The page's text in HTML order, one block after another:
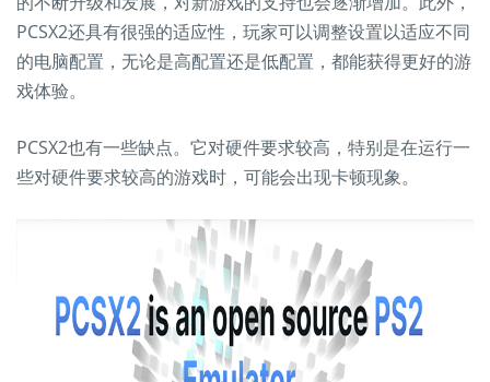
PCSX2还具有很强的适应性，玩家可以调整设置以适应不同
的电脑配置，无论是高配置还是低配置，都能获得更好的游
戏体验。
PCSX2也有一些缺点。它对硬件要求较高，特别是在运行一
些对硬件要求较高的游戏时，可能会出现卡顿现象。